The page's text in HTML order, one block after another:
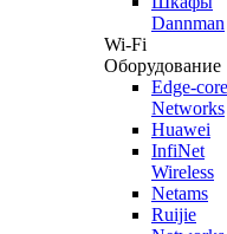
Dannman
Wi-Fi
Оборудование
Edge-core
Networks
Huawei
InfiNet
Wireless
Netams
Ruijie